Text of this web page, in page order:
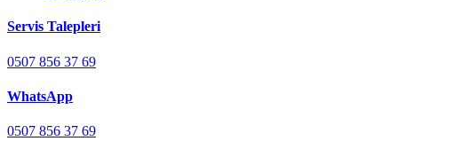
Servis Talepleri
0507 856 37 69
WhatsApp
0507 856 37 69